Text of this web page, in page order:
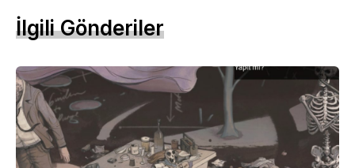
İlgili Gönderiler